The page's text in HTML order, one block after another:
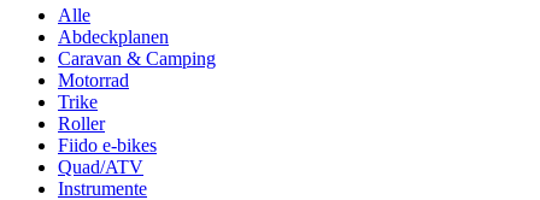
Alle
Abdeckplanen
Caravan & Camping
Motorrad
Trike
Roller
Fiido e-bikes
Quad/ATV
Instrumente